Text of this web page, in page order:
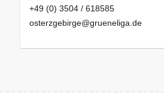
+49 (0) 3504 / 618585
osterzgebirge@grueneliga.de